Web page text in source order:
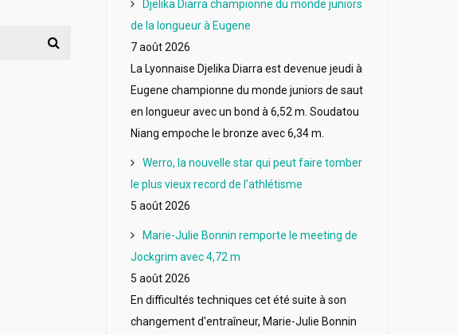
Djelika Diarra championne du monde juniors
de la longueur à Eugene
7 août 2026
La Lyonnaise Djelika Diarra est devenue jeudi à
Eugene championne du monde juniors de saut
en longueur avec un bond à 6,52 m. Soudatou
Niang empoche le bronze avec 6,34 m.
Werro, la nouvelle star qui peut faire tomber
le plus vieux record de l'athlétisme
5 août 2026
Marie-Julie Bonnin remporte le meeting de
Jockgrim avec 4,72 m
5 août 2026
En difficultés techniques cet été suite à son
changement d'entraîneur, Marie-Julie Bonnin